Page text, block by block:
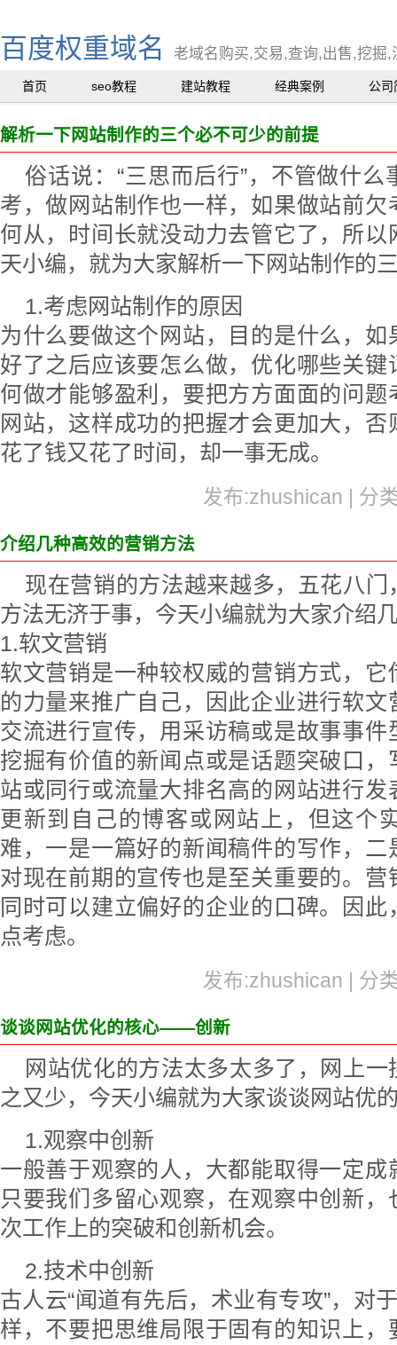
百度权重域名 老域名购买,交易,查询,出售,挖掘
首页 seo教程 建站教程 经典案例 公司
解析一下网站制作的三个必不可少的前提
俗话说：“三思而后行”，不管做什
考，做网站制作也一样，如果做站前
何从，时间长就没动力去管它了，所
天小编，就为大家解析一下网站制作的
1.考虑网站制作的原因
为什么要做这个网站，目的是什么，
好了之后应该要怎么做，优化哪些关
何做才能够盈利，要把方方面面的问
网站，这样成功的把握才会更加大，
花了钱又花了时间，却一事无成。
发布:zhushican | 分
介绍几种高效的营销方法
现在营销的方法越来越多，五花八
方法无济于事，今天小编就为大家介绍
1.软文营销
软文营销是一种较权威的营销方式，
的力量来推广自己，因此企业进行软
交流进行宣传，用采访稿或是故事事
挖掘有价值的新闻点或是话题突破口
站或同行或流量大排名高的网站进行
更新到自己的博客或网站上，但这个
难，一是一篇好的新闻稿件的写作，
对现在前期的宣传也是至关重要的。
同时可以建立偏好的企业的口碑。因
点考虑。
发布:zhushican | 分
谈谈网站优化的核心——创新
网站优化的方法太多太多了，网上
之又少，今天小编就为大家谈谈网站
1.观察中创新
一般善于观察的人，大都能取得一定
只要我们多留心观察，在观察中创新
次工作上的突破和创新机会。
2.技术中创新
古人云“闻道有先后，术业有专攻”，对
样，不要把思维局限于固有的知识上